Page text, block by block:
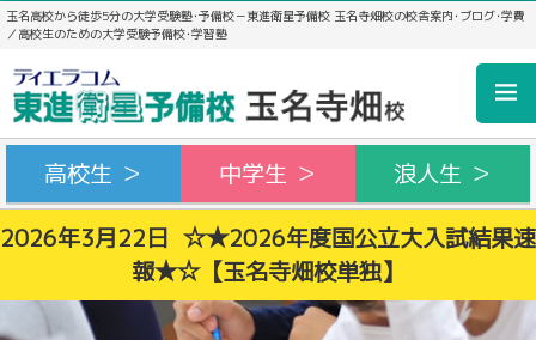
玉名高校から徒歩5分の大学受験塾･予備校－東進衛星予備校 玉名寺畑校の校舎案内･ブログ･学費
／高校生のための大学受験予備校･学習塾
高校生 ＞ 中学生 ＞ 浪人生 ＞
2026年3月22日 ☆★2026年度国公立大入試結果速
報★☆【玉名寺畑校単独】